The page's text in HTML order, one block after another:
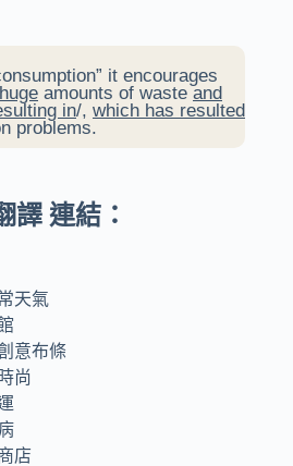
it encourages
huge amounts of wasteand
in/, which has resulted
problems.
譯 連結：
天氣
意布條
尚
店